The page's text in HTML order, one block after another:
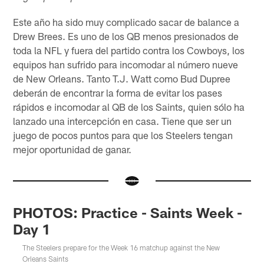
Este año ha sido muy complicado sacar de balance a
Drew Brees. Es uno de los QB menos presionados de
toda la NFL y fuera del partido contra los Cowboys, los
equipos han sufrido para incomodar al número nueve
de New Orleans. Tanto T.J. Watt como Bud Dupree
deberán de encontrar la forma de evitar los pases
rápidos e incomodar al QB de los Saints, quien sólo ha
lanzado una intercepción en casa. Tiene que ser un
juego de pocos puntos para que los Steelers tengan
mejor oportunidad de ganar.
PHOTOS: Practice - Saints Week -
Day 1
The Steelers prepare for the Week 16 matchup against the New
Orleans Saints